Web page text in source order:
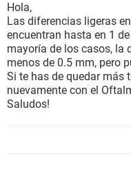
Hola,
Las diferencias ligeras
encuentran hasta en 1
mayoría de los casos, la
menos de 0.5 mm, pero
Si te has de quedar más
nuevamente con el
Saludos!